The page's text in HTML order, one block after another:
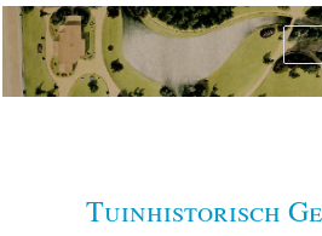
Spring
naar
primaire
Tuinhistorisch